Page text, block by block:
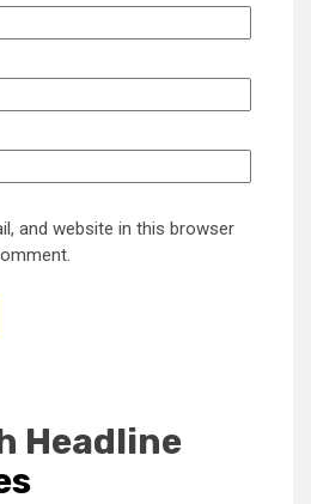
and website in this browser
Headline